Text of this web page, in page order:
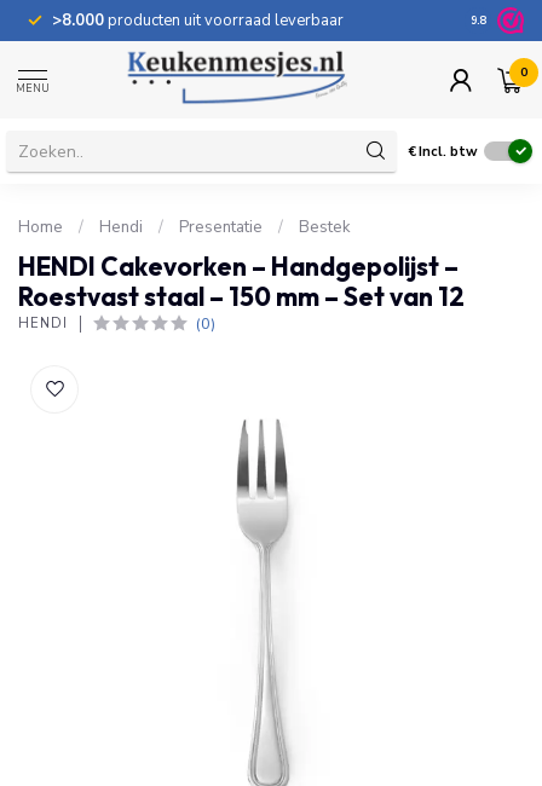
>8.000producten uit voorraad leverbaar 100
9.8
MENU
0
€Incl. btw
Home / Hendi / Presentatie / Bestek
HENDI Cakevorken – Handgepolijst –
Roestvast staal – 150 mm – Set van 12
HENDI (0)